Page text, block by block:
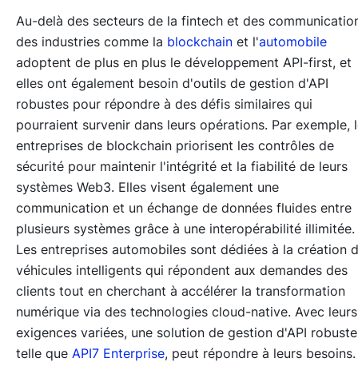
Au-delà des secteurs de la fintech et des
des industries comme la blockchain et l'automobile
adoptent de plus en plus le développement API-first, et
elles ont également besoin d'outils de gestion d'API
robustes pour répondre à des défis similaires qui
pourraient survenir dans leurs opérations. Par exemple,
entreprises de blockchain priorisent les contrôles de
sécurité pour maintenir l'intégrité et la fiabilité de leurs
systèmes Web3. Elles visent également une
communication et un échange de données fluides entre
plusieurs systèmes grâce à une interopérabilité illimitée.
Les entreprises automobiles sont dédiées à la création
véhicules intelligents qui répondent aux demandes des
clients tout en cherchant à accélérer la transformation
numérique via des technologies cloud-native. Avec leurs
exigences variées, une solution de gestion d'API
telle que API7 Enterprise, peut répondre à leurs besoins.